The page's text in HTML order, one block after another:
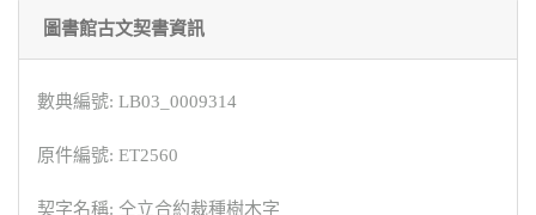
圖書館古文契書資訊
數典編號: LB03_0009314
原件編號: ET2560
契字名稱: 仝立合約裁種樹木字